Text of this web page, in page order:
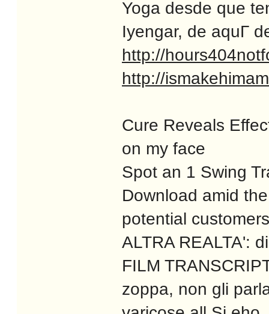
Yoga desde que
Iyengar, de aquГ­
http://
http://
Cure Reveals
on my face
Spot an 1 Swing
Download amid
potential
ALTRA REALTA':
FILM
zoppa, non gli